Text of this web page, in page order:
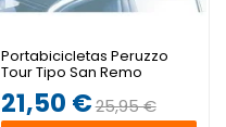
Portabicicletas Peruzzo
Tour Tipo San Remo
21,50 €25,95 €